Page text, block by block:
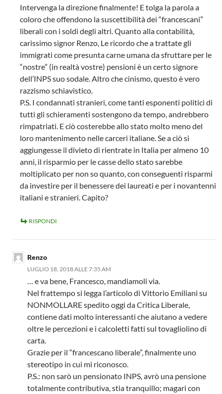
Intervenga la direzione finalmente! E tolga la parola a
coloro che offendono la suscettibilità dei “francescani”
liberali con i soldi degli altri. Quanto alla contabilità,
carissimo signor Renzo, Le ricordo che a trattate gli
immigrati come presunta carne umana da sfruttare per le
“nostre” (in realtà vostre) pensioni è un certo signore
dell’INPS suo sodale. Altro che cinismo, questo è vero
razzismo schiavistico.
P.S. I condannati stranieri, come tanti esponenti politici di
tutti gli schieramenti sostengono da tempo, andrebbero
rimpatriati. E ciò costerebbe allo stato molto meno del
loro mantenimento nelle carceri italiane. Se a ciò si
aggiungesse il divieto di rientrate in Italia per almeno 10
anni, il risparmio per le casse dello stato sarebbe
moltiplicato per non so quanto, con conseguenti risparmi
da investire per il benessere dei laureati e per i novantenni
italiani e stranieri. Capito?
RISPONDI
Renzo
LUGLIO 18, 2018 ALLE 7:35 AM
… e va bene, Francesco, mandiamoli via.
Nel frattempo si legga l’articolo di Vittorio Emiliani su
NONMOLLARE spedito oggi da Critica Liberale,
contiene dati molto interessanti che aiutano a vedere
oltre le percezioni e i calcoletti fatti sul tovagliolino di
carta.
Grazie per il “francescano liberale”, finalmente uno
stereotipo in cui mi riconosco.
P.S.: non sarò un pensionato INPS, avrò una pensione
totalmente contributiva, stia tranquillo; magari con